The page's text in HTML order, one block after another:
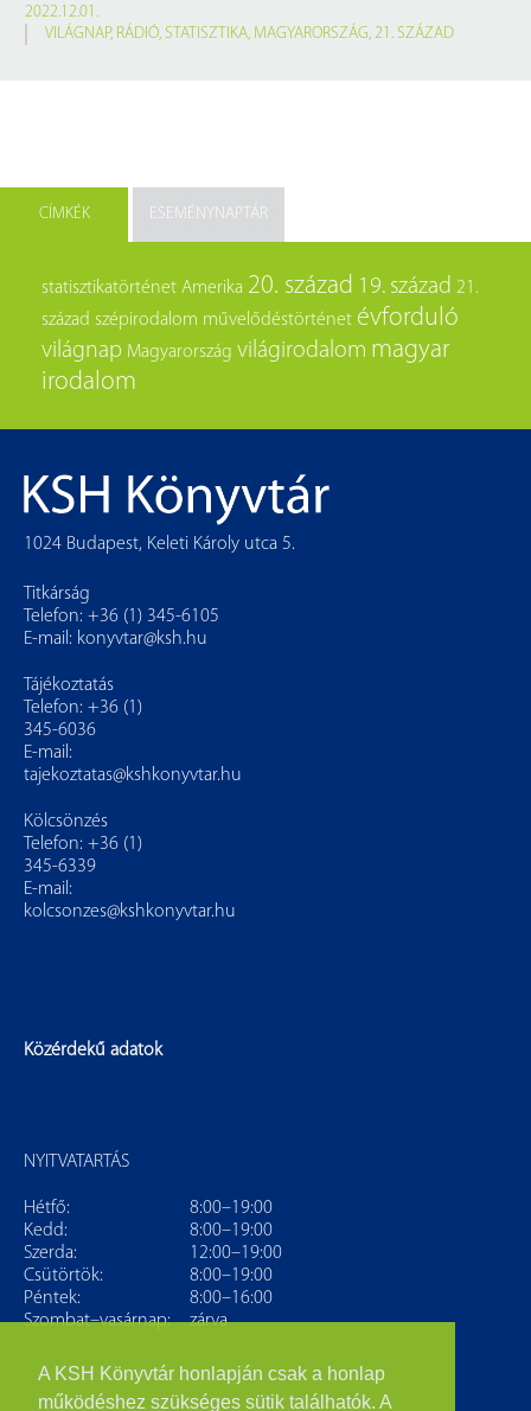
A KSH Könyvtár honlapján csak a honlap
működéshez szükséges sütik találhatók. A
2022.12.01.
VILÁGNAP, RÁDIÓ, STATISZTIKA, MAGYARORSZÁG, 21. SZÁZAD
CÍMKÉK ESEMÉNYNAPTÁR
statisztikatörténet Amerika 20. század 19. század 21.
század szépirodalom művelődéstörténet évforduló
világnap Magyarország világirodalom magyar
irodalom
1024 Budapest, Keleti Károly utca 5.
Titkárság
Telefon: +36 (1) 345-6105
E-mail: konyvtar@ksh.hu
Tájékoztatás
Telefon: +36 (1)
345-6036
E-mail:
tajekoztatas@kshkonyvtar.hu
Kölcsönzés
Telefon: +36 (1)
345-6339
E-mail:
kolcsonzes@kshkonyvtar.hu
Közérdekű adatok
NYITVATARTÁS
Hétfő:
8:00–19:00
Kedd:
8:00–19:00
Szerda:
12:00–19:00
Csütörtök:
8:00–19:00
Péntek:
8:00–16:00
Szombat–vasárnap:
zárva